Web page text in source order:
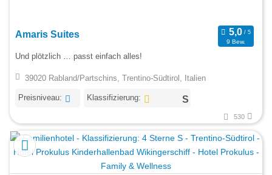
Amaris Suites
9 Bew.
Und plötzlich … passt einfach alles!
39020 Rabland/Partschins, Trentino-Südtirol, Italien
Preisniveau: Klassifizierung:
530